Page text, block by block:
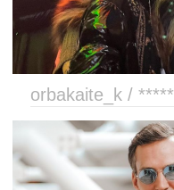
orbakaite_k / *****